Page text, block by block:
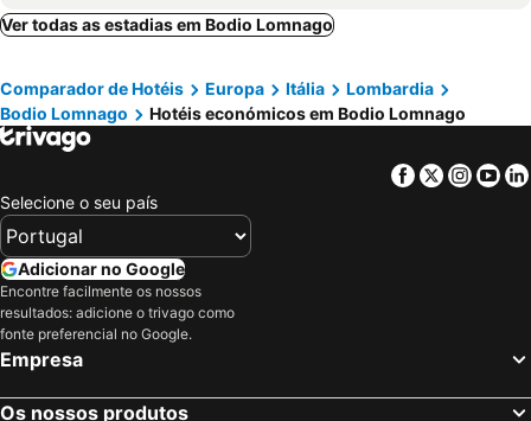
First Hotel Malpensa
Palace Grand Hotel Varese
Hotel Villa Malpensa
Hotel D120
TRIBE Milano Malpensa
Hotel Delle Fiere
Best Western Hotel Cavalieri Della Corona
Dolce by Wyndham Milan Malpensa
Hotel Il Canneto
Luna Hotel Motel Lago Maggiore Arona
MO.OM Hotel
Hotel Concorde
Hotel Residence Montelago
DoubleTree by Hilton Milan Malpensa Solbiate Olona
Hotel Grande Italia
Hotel Ungheria Varese 1946
Ver todas as estadias em Bodio Lomnago
Comparador de Hotéis Europa Itália
Lombardia
Bodio Lomnago
Hotéis económicos em Bodio Lomnago
Facebook
Twitter
Selecione o seu país
Adicionar no Google
Encontre facilmente os nossos
resultados: adicione o trivago como
fonte preferencial no Google.
Empresa
Os nossos produtos